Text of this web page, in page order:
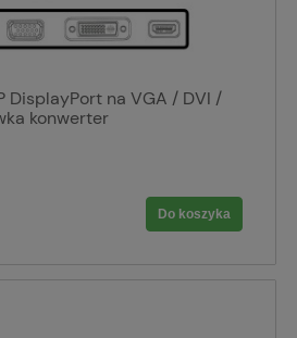
DisplayPort na VGA / DVI /
konwerter
Do koszyka